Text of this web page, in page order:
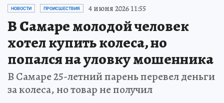
НОВОСТИ ПРОИСШЕСТВИЯ 4 июня 2026 11:55
В Самаре молодой человек
хотел купить колеса, но
попался на уловку мошенника
В Самаре 25-летний парень перевел деньги
за колеса, но товар не получил